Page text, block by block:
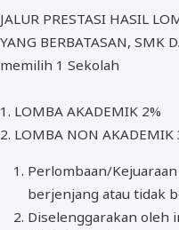
JALUR PRESTASI HASIL
YANG BERBATASAN, SMK
memilih 1 Sekolah
1. LOMBA AKADEMIK 2%
2. LOMBA NON AKADEMIK
Perlombaan/
berjenjang atau tidak
Diselenggarakan oleh